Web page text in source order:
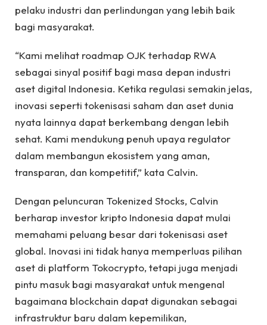
pelaku industri dan perlindungan yang lebih baik
bagi masyarakat.
“Kami melihat roadmap OJK terhadap RWA
sebagai sinyal positif bagi masa depan industri
aset digital Indonesia. Ketika regulasi semakin jelas,
inovasi seperti tokenisasi saham dan aset dunia
nyata lainnya dapat berkembang dengan lebih
sehat. Kami mendukung penuh upaya regulator
dalam membangun ekosistem yang aman,
transparan, dan kompetitif,” kata Calvin.
Dengan peluncuran Tokenized Stocks, Calvin
berharap investor kripto Indonesia dapat mulai
memahami peluang besar dari tokenisasi aset
global. Inovasi ini tidak hanya memperluas pilihan
aset di platform Tokocrypto, tetapi juga menjadi
pintu masuk bagi masyarakat untuk mengenal
bagaimana blockchain dapat digunakan sebagai
infrastruktur baru dalam kepemilikan,